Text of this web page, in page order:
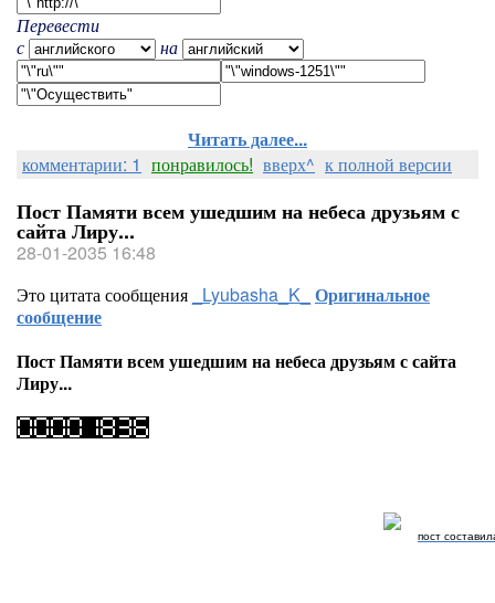
Перевести
с
на
Читать далее...
комментарии: 1 понравилось! вверх^ к полной версии
Пост Памяти всем ушедшим на небеса друзьям с
сайта Лиру...
28-01-2035 16:48
Это цитата сообщения
_Lyubasha_K_ Оригинальное
сообщение
Пост Памяти всем ушедшим на небеса друзьям с сайта
Лиру...
пост